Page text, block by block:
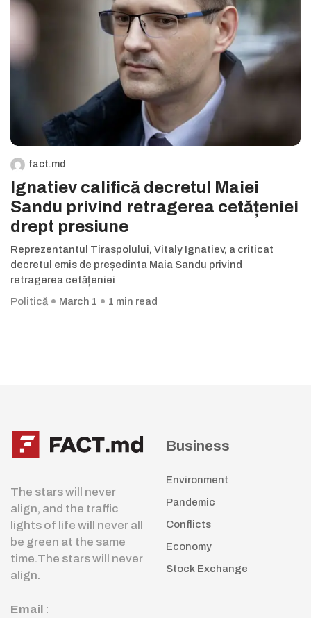
fact.md
Ignatiev califică decretul Maiei
Sandu privind retragerea cetățeniei
drept presiune
Reprezentantul Tiraspolului, Vitaly Ignatiev, a criticat
decretul emis de președinta Maia Sandu privind
retragerea cetățeniei
Politică
March 1 1 min read
The stars will never
align, and the traffic
lights of life will never all
be green at the same
time.The stars will never
align.
Email :
Business
Environment
Pandemic
Conflicts
Economy
Stock Exchange